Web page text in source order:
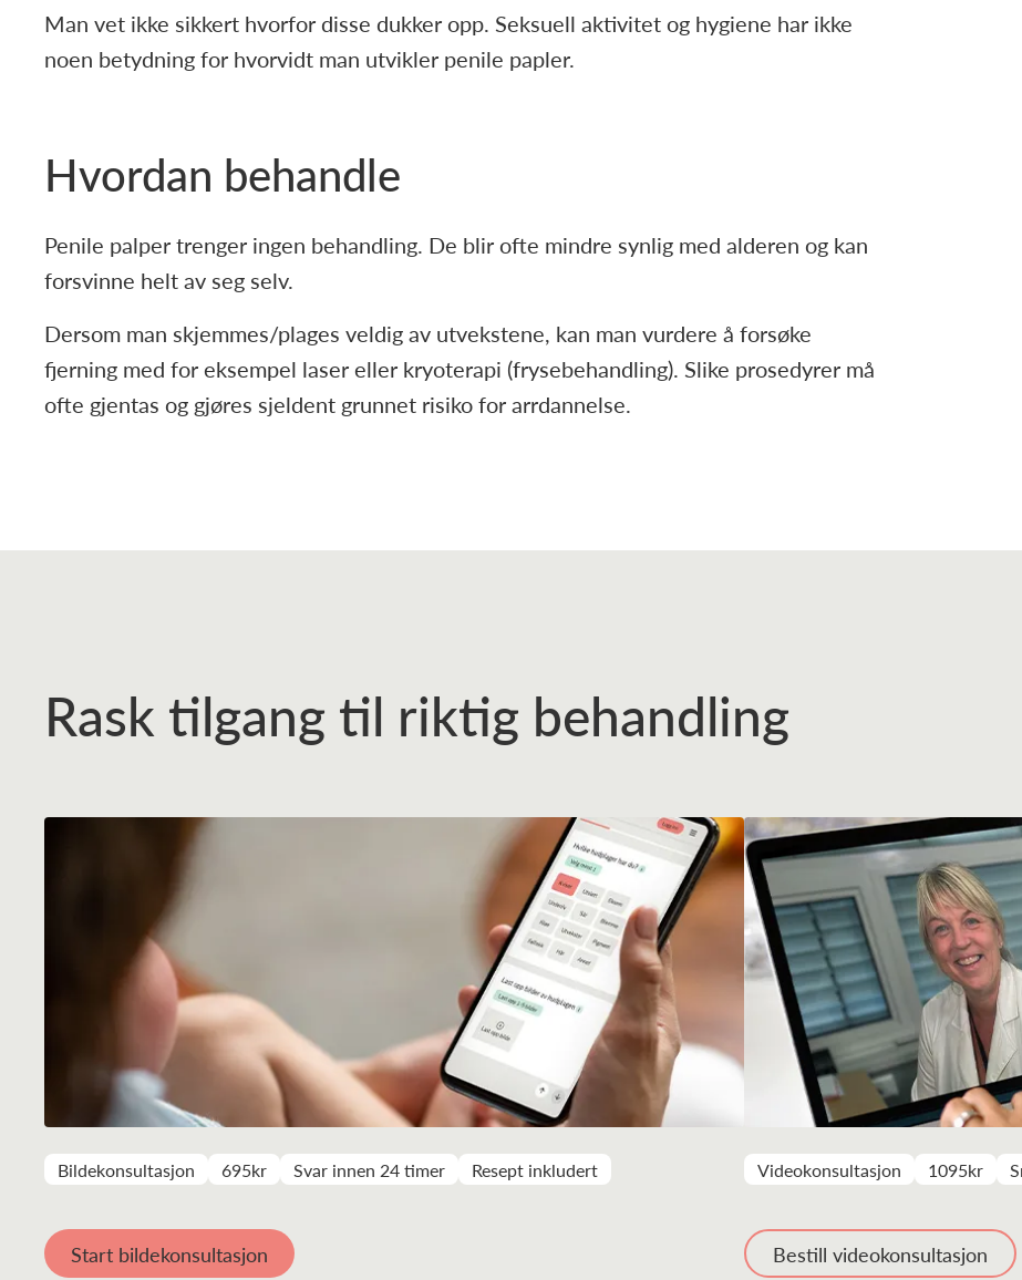
Man vet ikke sikkert hvorfor disse dukker opp. Seksuell aktivitet og hygiene har ikke
noen betydning for hvorvidt man utvikler penile papler.
Hvordan behandle
Penile palper trenger ingen behandling. De blir ofte mindre synlig med alderen og kan
forsvinne helt av seg selv.
Dersom man skjemmes/plages veldig av utvekstene, kan man vurdere å forsøke
fjerning med for eksempel laser eller kryoterapi (frysebehandling). Slike prosedyrer må
ofte gjentas og gjøres sjeldent grunnet risiko for arrdannelse.
Rask tilgang til riktig behandling
Bildekonsultasjon 695kr Svar innen 24 timer Resept inkludert
Start bildekonsultasjon
Videokonsultasjon 1095kr
Bestill videokonsultasjon